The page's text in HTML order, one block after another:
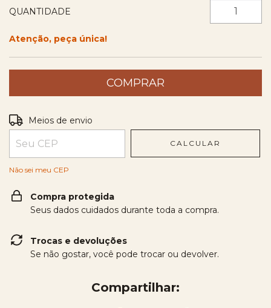
QUANTIDADE
Atenção, peça única!
Entregas para o CEP:
Meios de envio
CALCULAR
Não sei meu CEP
Compra protegida
Seus dados cuidados durante toda a compra.
Trocas e devoluções
Se não gostar, você pode trocar ou devolver.
Compartilhar: